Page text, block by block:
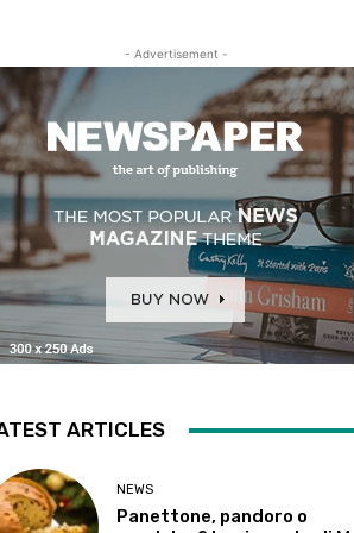
- Advertisement -
ARTICLES
NEWS
Panettone, pandoro o